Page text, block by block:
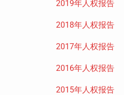
2019年人权报告
2018年人权报告
2017年人权报告
2016年人权报告
2015年人权报告